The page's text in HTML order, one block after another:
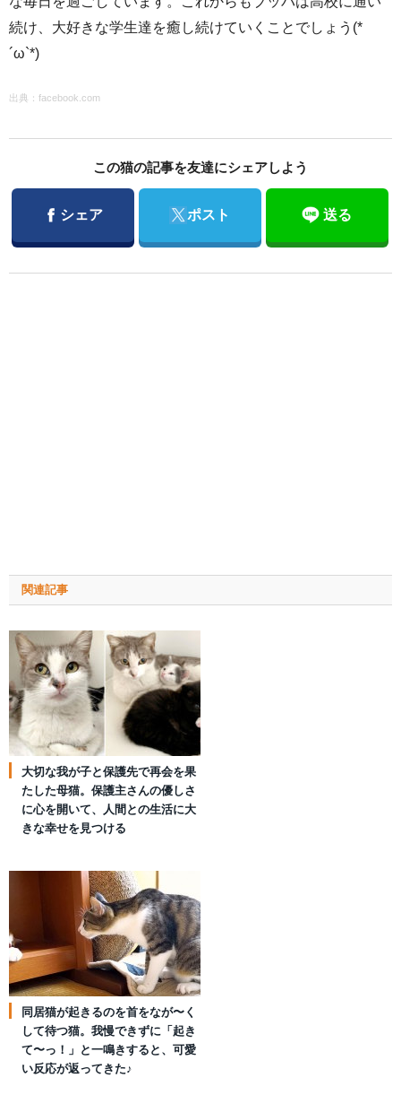
続け、大好きな学生達を癒し続けていくことでしょう(*
´ω`*)
出典： facebook.com
この猫の記事を友達にシェアしよう
Facebook
シェア Twitter
ポスト 送る
関連記事
大切な我が子と保護先で再会を果
たした母猫。保護主さんの優しさ
に心を開いて、人間との生活に大
きな幸せを見つける
同居猫が起きるのを首をなが〜く
して待つ猫。我慢できずに「起き
て〜っ！」と一鳴きすると、可愛
い反応が返ってきた♪